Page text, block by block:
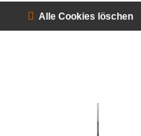
Alle Cookies löschen